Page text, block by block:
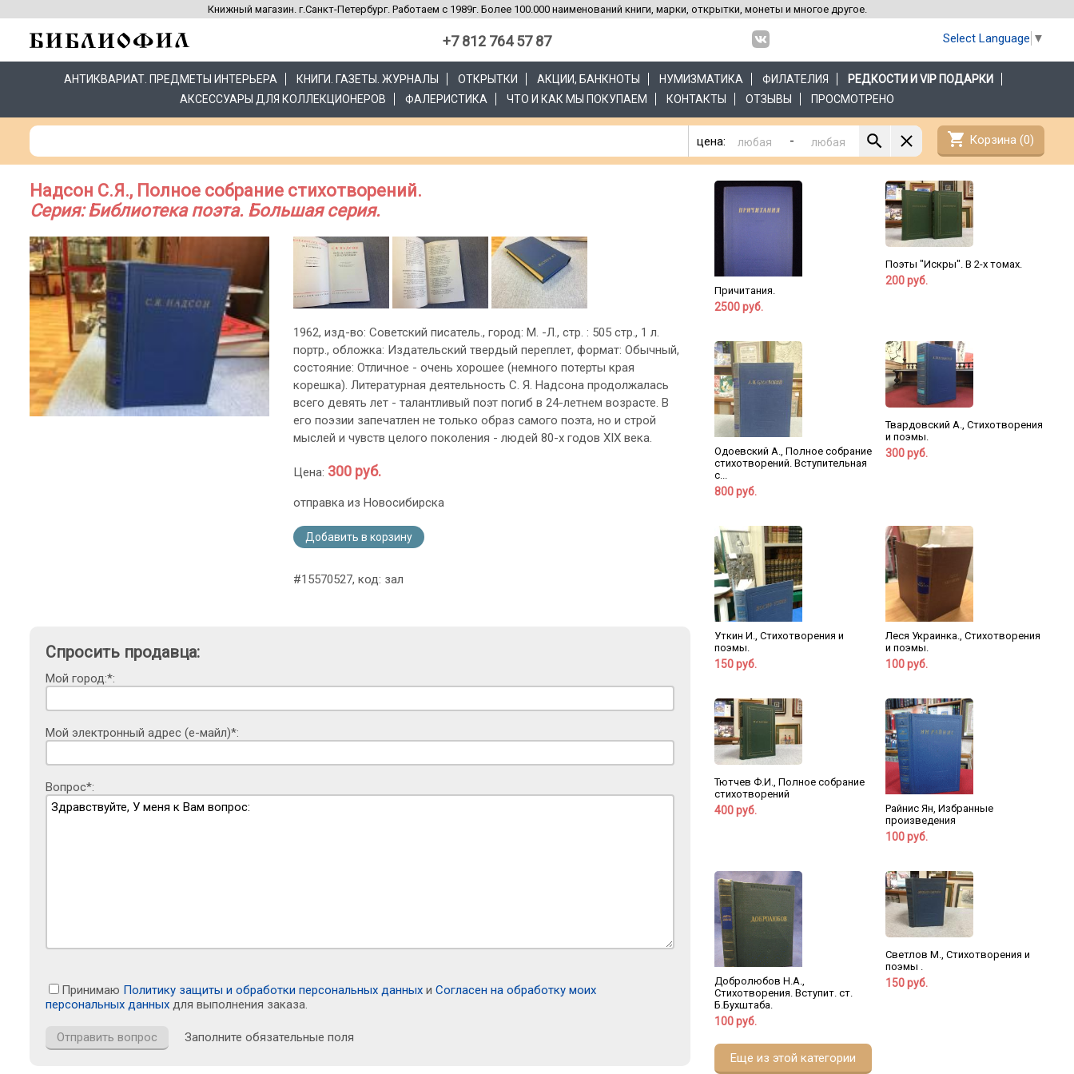
Книжный магазин. г.Санкт-Петербург. Работаем с 1989г. Более 100.000 наименований книги, марки, открытки, монеты и многое другое.
+7 812 764 57 87 Select Language ▼
АНТИКВАРИАТ. ПРЕДМЕТЫ ИНТЕРЬЕРА КНИГИ. ГАЗЕТЫ. ЖУРНАЛЫ ОТКРЫТКИ АКЦИИ, БАНКНОТЫ НУМИЗМАТИКА ФИЛАТЕЛИЯ
РЕДКОСТИ И VIP ПОДАРКИ
АКСЕССУАРЫ ДЛЯ КОЛЛЕКЦИОНЕРОВ
ФАЛЕРИСТИКА ЧТО И КАК МЫ ПОКУПАЕМ КОНТАКТЫ ОТЗЫВЫ ПРОСМОТРЕНО
цена: - shopping_cart Корзина (0)
Надсон С.Я., Полное собрание стихотворений.
Серия: Библиотека поэта. Большая серия.
1962, изд-во: Советский писатель., город: М. -Л., стр. : 505 стр., 1 л.
портр., обложка: Издательский твердый переплет, формат: Обычный,
состояние: Отличное - очень хорошее (немного потерты края
корешка). Литературная деятельность С. Я. Надсона продолжалась
всего девять лет - талантливый поэт погиб в 24-летнем возрасте. В
его поэзии запечатлен не только образ самого поэта, но и строй
мыслей и чувств целого поколения - людей 80-х годов XIX века.
Цена: 300 руб.
отправка из Новосибирска
Добавить в корзину
#15570527, код: зал
Спросить продавца:
Мой город:*:
Мой электронный адрес (е-майл)*:
Вопрос*:
Принимаю Политику защиты и обработки персональных данных и Согласен на обработку моих
персональных данных для выполнения заказа.
Заполните обязательные поля
Причитания.
2500 руб.
Поэты "Искры". В 2-х томах.
200 руб.
Одоевский А., Полное собрание
стихотворений. Вступительная
с...
800 руб.
Твардовский А., Стихотворения
и поэмы.
300 руб.
Уткин И., Стихотворения и
поэмы.
150 руб.
Леся Украинка., Стихотворения
и поэмы.
100 руб.
Тютчев Ф.И., Полное собрание
стихотворений
400 руб.
Райнис Ян, Избранные
произведения
100 руб.
Добролюбов Н.А.,
Стихотворения. Вступит. ст.
Б.Бухштаба.
100 руб.
Светлов М., Стихотворения и
поэмы .
150 руб.
Еще из этой категории